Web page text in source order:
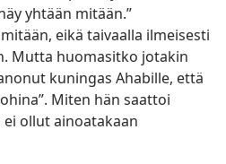
yhtään mitään.”
eikä taivaalla ilmeisesti
Mutta huomasitko jotakin
kuningas Ahabille, että
Miten hän saattoi
ollut ainoatakaan